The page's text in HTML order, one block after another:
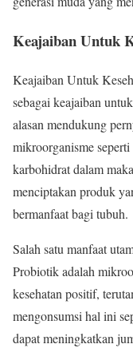
Keajaiban Untuk
Keajaiban Untuk
sebagai keajaiban
alasan mendukung
mikroorganisme
karbohidrat dalam
menciptakan produk
bermanfaat bagi tubuh.
Salah satu manfaat
Probiotik adalah
kesehatan positif,
mengonsumsi hal ini
dapat meningkatkan